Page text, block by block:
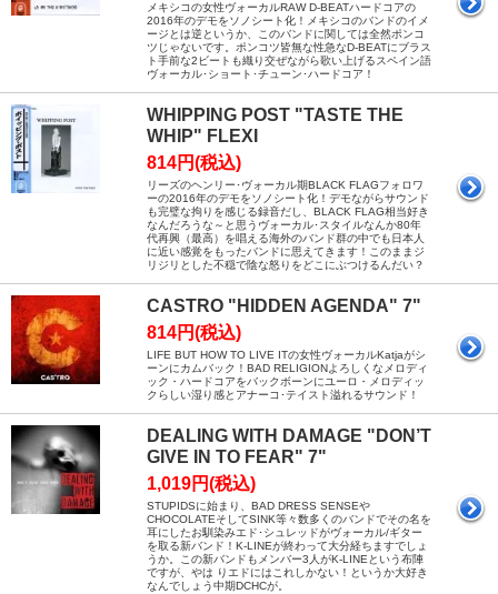
メキシコの女性ヴォーカルRAW D-BEATハードコアの
2016年のデモをソノシート化！メキシコのバンドのイメ
ージとは逆というか、このバンドに関しては全然ポンコ
ツじゃないです。ポンコツ皆無な性急なD-BEATにブラス
ト手前な2ビートも織り交ぜながら歌い上げるスペイン語
ヴォーカル･ショート･チューン･ハードコア！
WHIPPING POST "TASTE THE
WHIP" FLEXI
814円(税込)
リーズのヘンリー･ヴォーカル期BLACK FLAGフォロワ
ーの2016年のデモをソノシート化！デモながらサウンド
も完璧な拘りを感じる録音だし、BLACK FLAG相当好き
なんだろうな～と思うヴォーカル･スタイルなんか80年
代再興（最高）を唱える海外のバンド群の中でも日本人
に近い感覚をもったバンドに思えてきます！このままジ
リジリとした不穏で陰な怒りをどこにぶつけるんだい？
CASTRO "HIDDEN AGENDA" 7"
814円(税込)
LIFE BUT HOW TO LIVE ITの女性ヴォーカルKatjaがシ
ーンにカムバック！BAD RELIGIONよろしくなメロディ
ック・ハードコアをバックボーンにユーロ・メロディッ
クらしい湿り感とアナーコ･テイスト溢れるサウンド！
DEALING WITH DAMAGE "DON’T
GIVE IN TO FEAR" 7"
1,019円(税込)
STUPIDSに始まり、BAD DRESS SENSEや
CHOCOLATEそしてSINK等々数多くのバンドでその名を
耳にしたお馴染みエド･シュレッドがヴォーカル/ギター
を取る新バンド！K-LINEが終わって大分経ちますでしょ
うか。この新バンドもメンバー3人がK-LINEという布陣
ですが、やは りエドにはこれしかない！というか大好き
なんでしょう中期DCHCが。